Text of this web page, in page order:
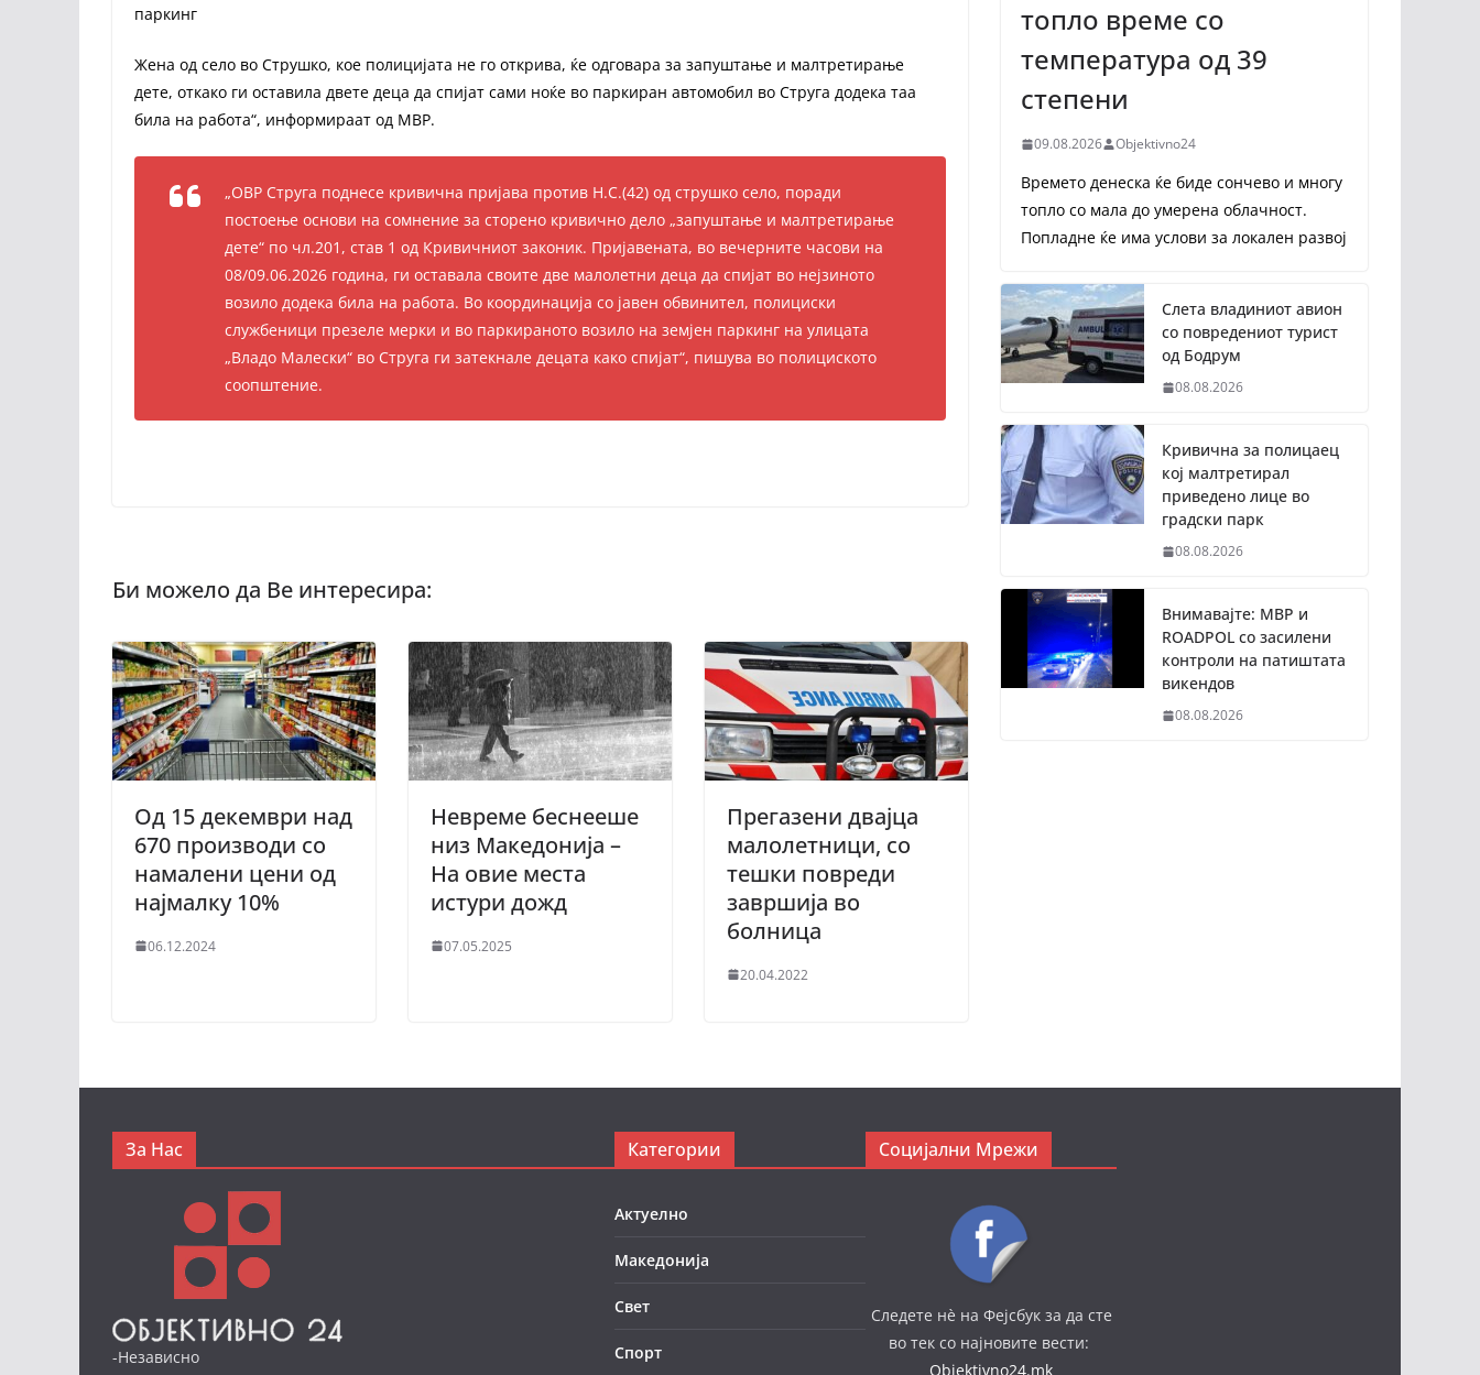
паркинг
Жена од село во Струшко, кое полицијата не го открива, ќе одговара за запуштање и малтретирање
дете, откако ги оставила двете деца да спијат сами ноќе во паркиран автомобил во Струга додека таа
била на работа“, информираат од МВР.
„ОВР Струга поднесе кривична пријава против Н.С.(42) од струшко село, поради
постоење основи на сомнение за сторено кривично дело „запуштање и малтретирање
дете“ по чл.201, став 1 од Кривичниот законик. Пријавената, во вечерните часови на
08/09.06.2026 година, ги оставала своите две малолетни деца да спијат во нејзиното
возило додека била на работа. Во координација со јавен обвинител, полициски
службеници презеле мерки и во паркираното возило на земјен паркинг на улицата
„Владо Малески“ во Струга ги затекнале децата како спијат“, пишува во полициското
соопштение.
Oд 15 декември над
670 производи со
намалени цени од
најмалку 10%
06.12.2024
Невреме беснееше
низ Македонија –
На овие места
истури дожд
07.05.2025
Прегазени двајца
малолетници, со
тешки повреди
завршија во
болница
20.04.2022
топло време со
температура од 39
степени
09.08.2026 Objektivno24
Времето денеска ќе биде сончево и многу
топло со мала до умерена облачност.
Попладне ќе има услови за локален развој
Слета владиниот авион
со повредениот турист
од Бодрум
08.08.2026
Кривична за полицаец
кој малтретирал
приведено лице во
градски парк
08.08.2026
Внимавајте: МВР и
ROADPOL со засилени
контроли на патиштата
викендов
08.08.2026
За Нас
-Независно
Категории
Актуелно
Македонија
Свет
Спорт
Социјални Мрежи
Следете нè на Фејсбук за да сте
во тек со најновите вести:
Objektivno24.mk